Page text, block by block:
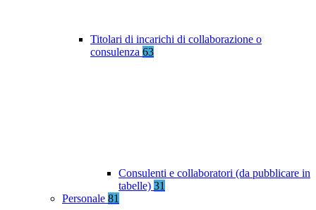
Titolari di incarichi di collaborazione o
consulenza 63
Consulenti e collaboratori (da pubblicare in
tabelle) 31
Personale 81